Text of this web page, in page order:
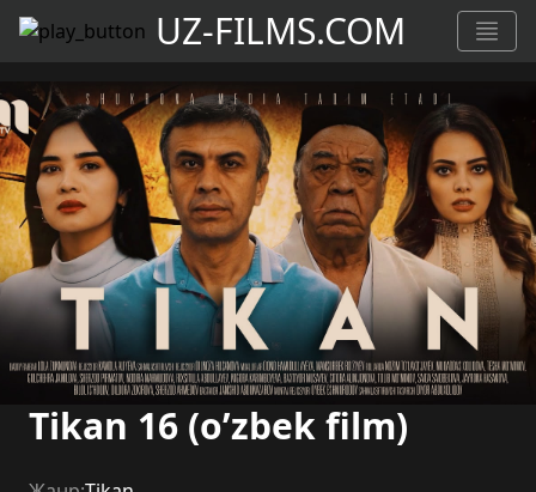
UZ-FILMS.COM
Tikan 16 (o’zbek film)